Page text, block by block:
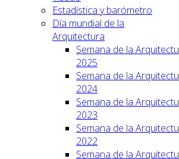
Estadística y barómetro
Día mundial de la
Arquitectura
Semana de la
2025
Semana de la
2024
Semana de la
2023
Semana de la
2022
Semana de la